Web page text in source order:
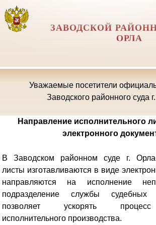
ЗАВОДСКОЙ
ОРЛА
Уважаемые посетители
Заводского районного суда
Направление исполнительного
электронного
В Заводском районном суде г. Орла
листы изготавливаются в виде
направляются на исполнение
подразделение службы судебных
позволяет ускорять
исполнительного производства.